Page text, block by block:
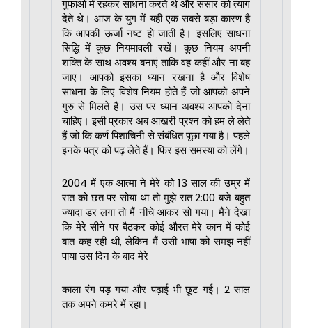
गुफाओं में रहकर साधना करते थे और संसार को त्याग
देते थे। आज के युग में यही एक सबसे बड़ा कारण है
कि आपकी ऊर्जा नष्ट हो जाती है। इसलिए साधना
सिद्धि में कुछ नियमावली रखें। कुछ नियम अपनी
शक्ति के साथ अवश्य बनाएं ताकि वह कहीं और ना बह
जाए। आपको इसका ध्यान रखना है और विशेष
साधना के लिए विशेष नियम होते हैं जो आपको अपने
गुरु से मिलते हैं। उस पर ध्यान अवश्य आपको देना
चाहिए। इसी प्रकार अब आखरी प्रश्न को हम ले लेते
हैं जो कि कर्ण पिशाचिनी से संबंधित पूछा गया है। पहले
इनके पत्र को पढ़ लेते हैं। फिर इस समस्या को लेंगे।
2004 में एक आत्मा ने मेरे को 13 साल की उम्र में
रात को छत पर सोया था तो मुझे रात 2:00 बजे बहुत
ज्यादा डर लगा तो मैं नीचे आकर सो गया। मैंने देखा
कि मेरे सीने पर बैठकर कोई औरत मेरे कान में कोई
बात कह रही थी, लेकिन मैं उसी भाषा को समझ नहीं
पाया उस दिन के बाद मेरे
काला रंग पड़ गया और पढ़ाई भी छूट गई। 2 साल
तक अपने कमरे में रहा।